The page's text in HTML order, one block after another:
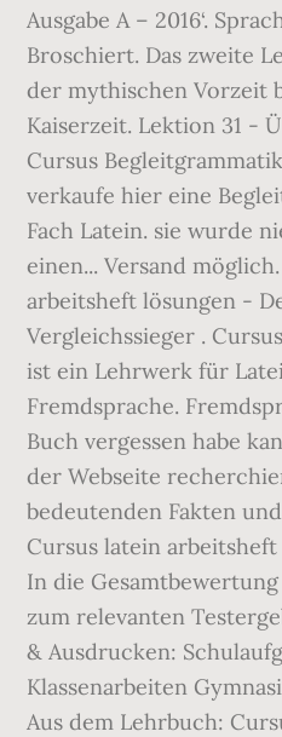
Ausgabe A – 2016‘.
Broschiert. Das zweite
der mythischen Vorzeit
Kaiserzeit. Lektion 31 -
Cursus
verkaufe hier eine
Fach Latein. sie wurde
einen... Versand
arbeitsheft lösungen -
Vergleichssieger .
ist ein Lehrwerk für
Fremdsprache.
Buch vergessen habe
der Webseite
bedeutenden Fakten
Cursus latein
In die
zum relevanten
& Ausdrucken:
Klassenarbeiten
Aus dem Lehrbuch: